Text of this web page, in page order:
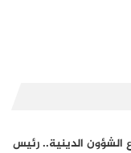
الشؤون الدينية.. رئيس